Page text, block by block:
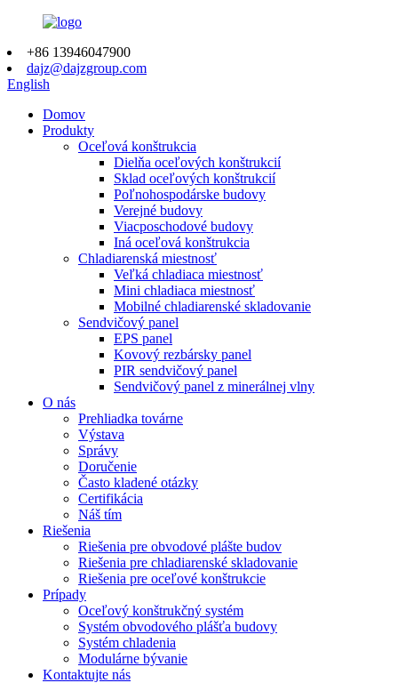
+86 13946047900
dajz@dajzgroup.com
English
Domov
Produkty
Oceľová konštrukcia
Dielňa oceľových konštrukcií
Sklad oceľových konštrukcií
Poľnohospodárske budovy
Verejné budovy
Viacposchodové budovy
Iná oceľová konštrukcia
Chladiarenská miestnosť
Veľká chladiaca miestnosť
Mini chladiaca miestnosť
Mobilné chladiarenské skladovanie
Sendvičový panel
EPS panel
Kovový rezbársky panel
PIR sendvičový panel
Sendvičový panel z minerálnej vlny
O nás
Prehliadka továrne
Výstava
Správy
Doručenie
Často kladené otázky
Certifikácia
Náš tím
Riešenia
Riešenia pre obvodové plášte budov
Riešenia pre chladiarenské skladovanie
Riešenia pre oceľové konštrukcie
Prípady
Oceľový konštrukčný systém
Systém obvodového plášťa budovy
Systém chladenia
Modulárne bývanie
Kontaktujte nás